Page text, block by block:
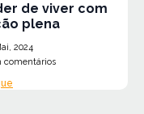
de viver com
plena
2024
comentários